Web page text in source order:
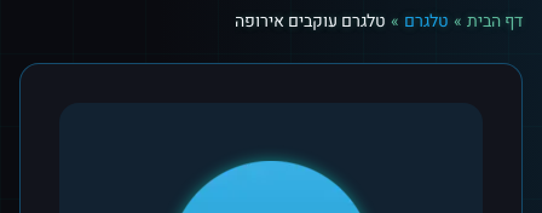
דף הבית » טלגרם » טלגרם עוקבים אירופה